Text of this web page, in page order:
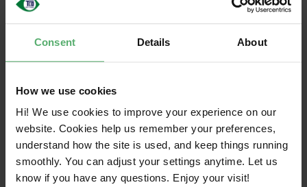
Consent Details About
How we use cookies
Hi! We use cookies to improve your experience on our
website. Cookies help us remember your preferences,
understand how the site is used, and keep things running
smoothly. You can adjust your settings anytime. Let us
know if you have any questions. Enjoy your visit!
certificering, net als alle andere voordelen die u
krijgt van de TCO Certified criteria.
Een wereldwijd probleem moet wereldwijd worden
duurzaamheidsbewuste inkopers van over de hele
wereld samen en helpt u een duidelijke, verenigde
stem te vormen waar de industrie naar zal
luisteren. We houden IT-merken verantwoordelijk
voor het stimuleren van verandering in de
fabrieken en stellen uitgebreide criteria op